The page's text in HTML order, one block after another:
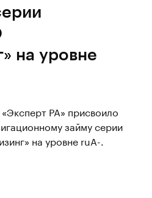
на уровне
РА» присвоило
займу серии
на уровне ruA-.